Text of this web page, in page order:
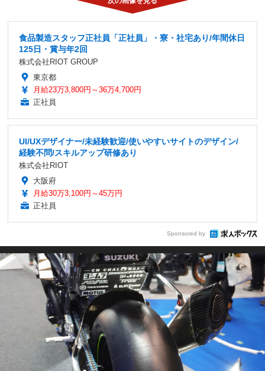
食品製造スタッフ正社員「正社員」・寮・社宅あり/年間休日
125日・賞与年2回
株式会社RIOT GROUP
東京都
月給23万3,800円～36万4,700円
正社員
UI/UXデザイナー/未経験歓迎/使いやすいサイトのデザイン/
経験不問/スキルアップ研修あり
株式会社RIOT
大阪府
月給30万3,100円～45万円
正社員
Sponsored by